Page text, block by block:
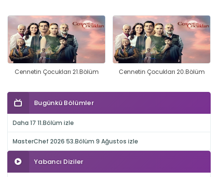
Cennetin Çocukları 21.Bölüm Cennetin Çocukları 20.Bölüm
Bugünkü Bölümler
Daha 17 11.Bölüm izle
MasterChef 2026 53.Bölüm 9 Ağustos izle
Yabancı Diziler